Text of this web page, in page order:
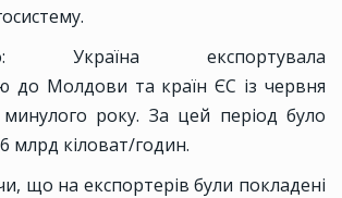
Україна експортувала
до Молдови та країн ЄС із червня
року. За цей період було
млрд кіловат/годин.
що на експортерів були покладені